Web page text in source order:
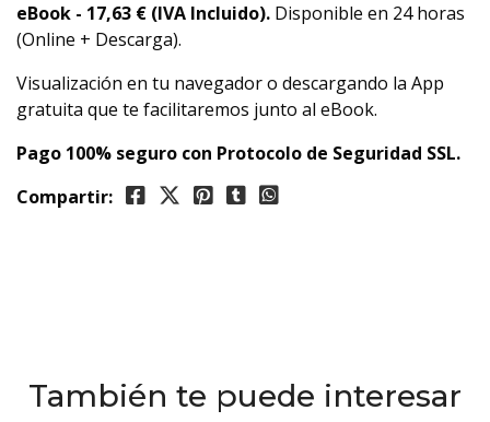
eBook - 17,63 € (IVA Incluido). Disponible en 24 horas
(Online + Descarga).
Visualización en tu navegador o descargando la App
gratuita que te facilitaremos junto al eBook.
Pago 100% seguro con Protocolo de Seguridad SSL.
Compartir:
También te puede interesar